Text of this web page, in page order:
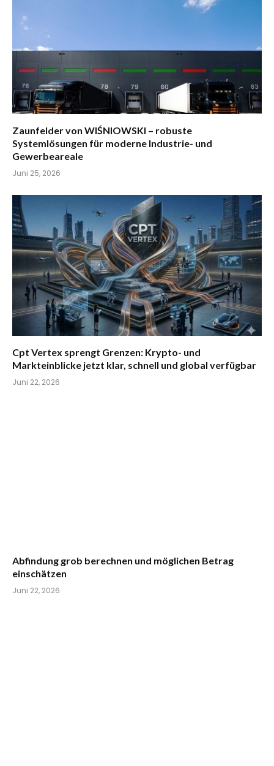
Zaunfelder von WIŚNIOWSKI – robuste
Systemlösungen für moderne Industrie- und
Gewerbeareale
Juni 25, 2026
Cpt Vertex sprengt Grenzen: Krypto- und
Markteinblicke jetzt klar, schnell und global verfügbar
Juni 22, 2026
Abfindung grob berechnen und möglichen Betrag
einschätzen
Juni 22, 2026